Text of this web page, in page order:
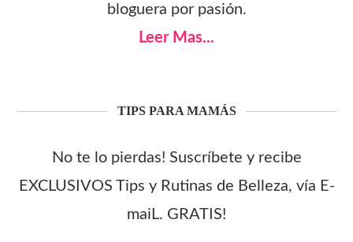
bloguera por pasión.
Leer Mas...
TIPS PARA MAMÁS
No te lo pierdas! Suscríbete y recibe
EXCLUSIVOS Tips y Rutinas de Belleza, vía E-
maiL. GRATIS!